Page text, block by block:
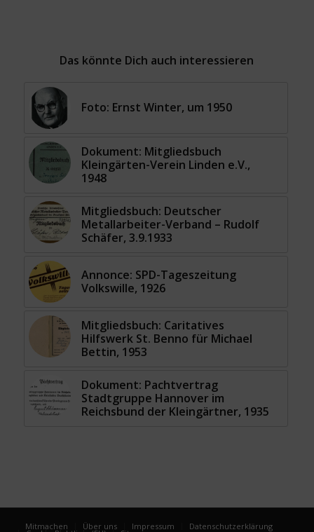
Das könnte Dich auch interessieren
Foto: Ernst Winter, um 1950
Dokument: Mitgliedsbuch
Kleingärten-Verein Linden e.V.,
1948
Mitgliedsbuch: Deutscher
Metallarbeiter-Verband – Rudolf
Schäfer, 3.9.1933
Annonce: SPD-Tageszeitung
Volkswille, 1926
Mitgliedsbuch: Caritatives
Hilfswerk St. Benno für Michael
Bettin, 1953
Dokument: Pachtvertrag
Stadtgruppe Hannover im
Reichsbund der Kleingärtner, 1935
Mitmachen Über uns Impressum Datenschutzerklärung